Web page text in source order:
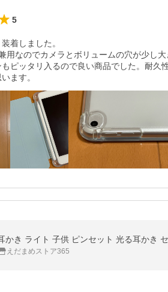
5
着しました。
用なのでカメラとボリュームの穴が少し
もピッタリ入るので良い商品でした。耐久
ます。
かき ライト 子供 ピンセット 光る耳かき
えだまめストア365